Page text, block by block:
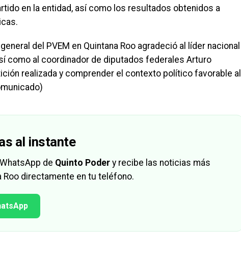
en la entidad, así como los resultados obtenidos a
del PVEM en Quintana Roo agradeció al líder nacional
como al coordinador de diputados federales Arturo
realizada y comprender el contexto político favorable al
al instante
de Quinto Poder y recibe las noticias más
Roo directamente en tu teléfono.